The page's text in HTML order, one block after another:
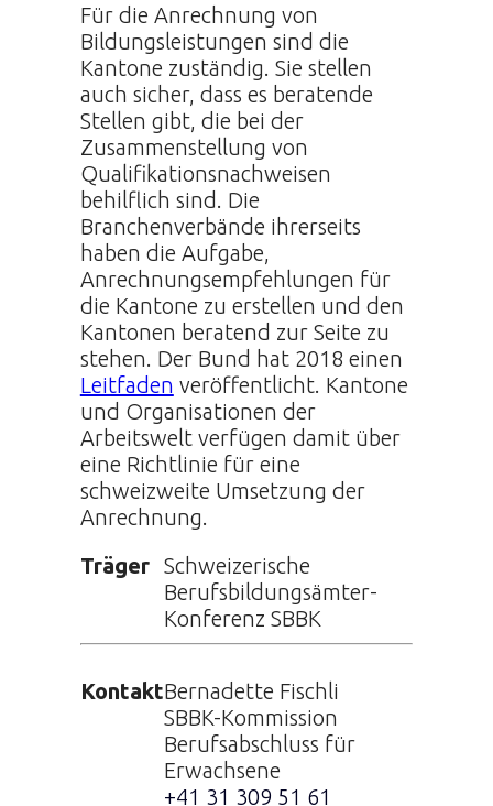
Für die Anrechnung von
Bildungsleistungen sind die
Kantone zuständig. Sie stellen
auch sicher, dass es beratende
Stellen gibt, die bei der
Zusammenstellung von
Qualifikationsnachweisen
behilflich sind. Die
Branchenverbände ihrerseits
haben die Aufgabe,
Anrechnungsempfehlungen für
die Kantone zu erstellen und den
Kantonen beratend zur Seite zu
stehen. Der Bund hat 2018 einen
Leitfaden veröffentlicht. Kantone
und Organisationen der
Arbeitswelt verfügen damit über
eine Richtlinie für eine
schweizweite Umsetzung der
Anrechnung.
Träger Schweizerische
Berufsbildungsämter-
Konferenz SBBK
KontaktBernadette Fischli
SBBK-Kommission
Berufsabschluss für
Erwachsene
+41 31 309 51 61